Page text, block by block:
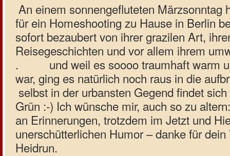
An einem sonnengefluteten Märzsonntag
für ein Homeshooting zu Hause in Berlin
sofort bezaubert von ihrer grazilen Art,
Reisegeschichten und vor allem ihrem
.
und weil es soooo traumhaft warm
war, ging es natürlich noch raus in die
selbst in der urbansten Gegend findet
Grün :-) Ich wünsche mir, auch so zu
an Erinnerungen, trotzdem im Jetzt und
unerschütterlichen Humor – danke für
Heidrun.